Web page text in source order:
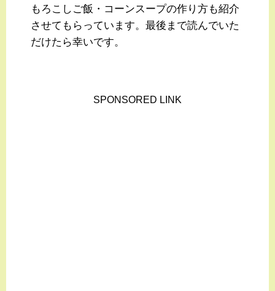
もろこしご飯・コーンスープの作り方も紹介
させてもらっています。最後まで読んでいた
だけたら幸いです。
SPONSORED LINK